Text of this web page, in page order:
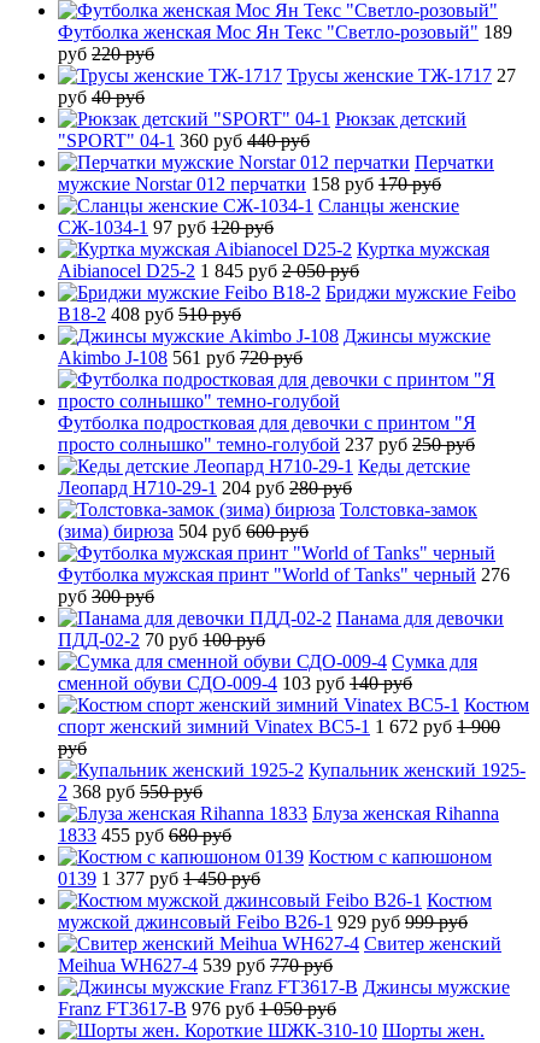
Футболка женская Мос Ян Текс "Светло-розовый" 189
руб 220 руб
Трусы женские ТЖ-1717 27
руб 40 руб
Рюкзак детский
"SPORT" 04-1 360 руб 440 руб
Перчатки
мужские Norstar 012 перчатки 158 руб 170 руб
Сланцы женские
СЖ-1034-1 97 руб 120 руб
Куртка мужская
Aibianocel D25-2 1 845 руб 2 050 руб
Бриджи мужские Feibo
B18-2 408 руб 510 руб
Джинсы мужские
Akimbo J-108 561 руб 720 руб
Футболка подростковая для девочки с принтом "Я
просто солнышко" темно-голубой 237 руб 250 руб
Кеды детские
Леопард H710-29-1 204 руб 280 руб
Толстовка-замок
(зима) бирюза 504 руб 600 руб
Футболка мужская принт "World of Tanks" черный 276
руб 300 руб
Панама для девочки
ПДД-02-2 70 руб 100 руб
Сумка для
сменной обуви СДО-009-4 103 руб 140 руб
Костюм
спорт женский зимний Vinatex BC5-1 1 672 руб 1 900
руб
Купальник женский 1925-
2 368 руб 550 руб
Блуза женская Rihanna
1833 455 руб 680 руб
Костюм с капюшоном
0139 1 377 руб 1 450 руб
Костюм
мужской джинсовый Feibo B26-1 929 руб 999 руб
Свитер женский
Meihua WH627-4 539 руб 770 руб
Джинсы мужские
Franz FT3617-B 976 руб 1 050 руб
Шорты жен.